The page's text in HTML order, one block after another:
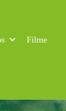
Filme